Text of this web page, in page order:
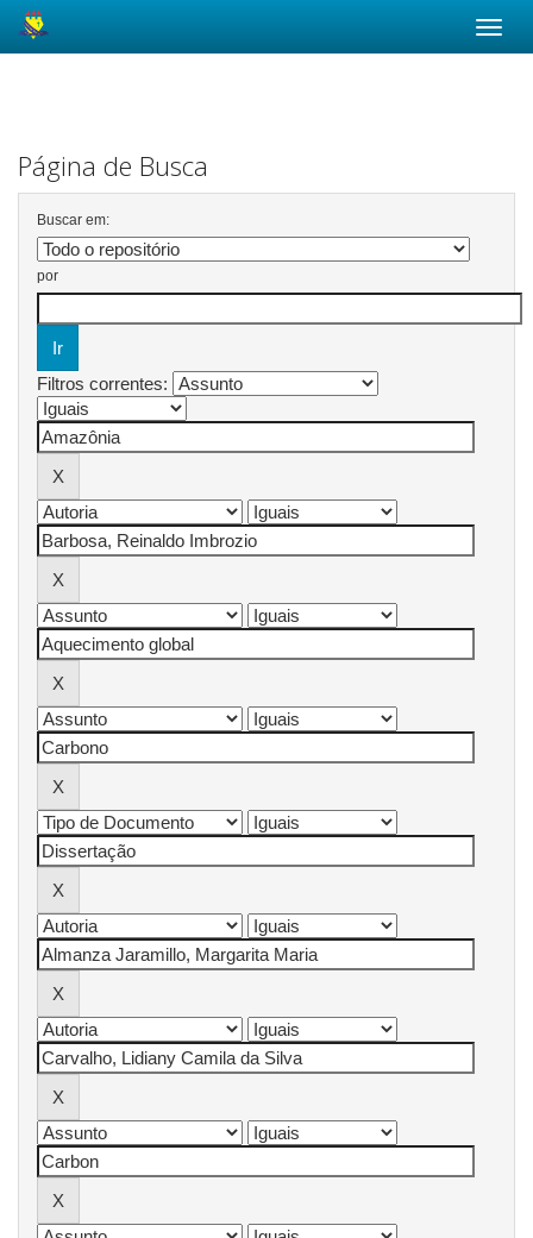
Página de Busca
Buscar em:
por
Filtros correntes: